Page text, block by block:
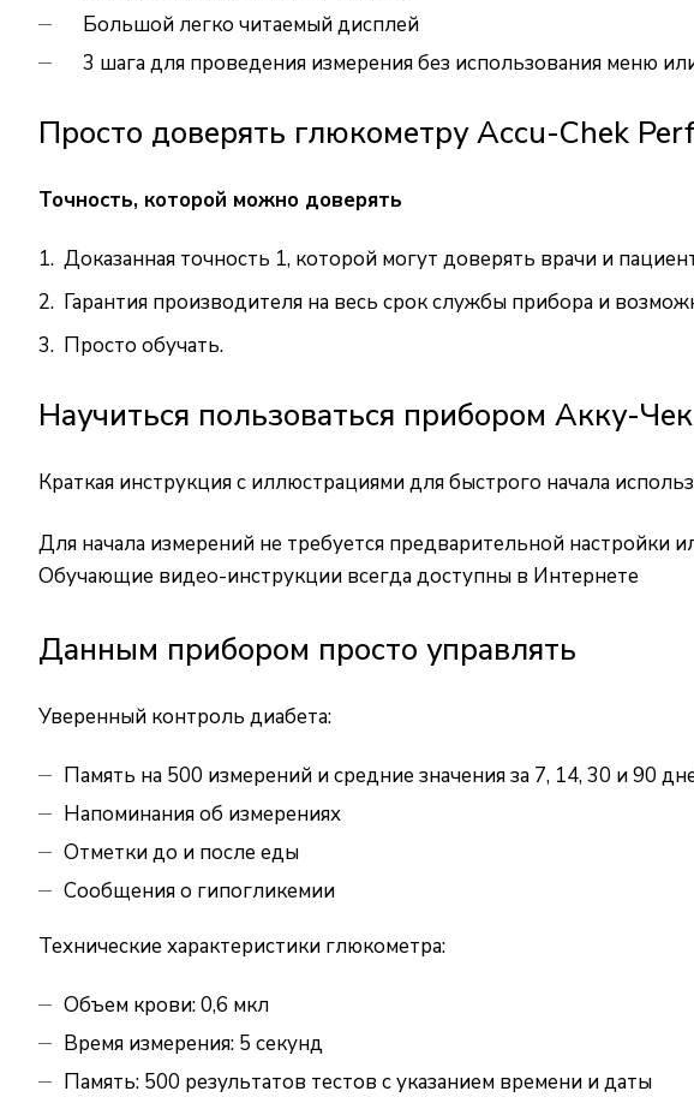
Большой легко читаемый дисплей
3 шага для проведения измерения без использования меню
Просто доверять глюкометру Accu-Chek
Точность, которой можно доверять
Доказанная точность 1, которой могут доверять врачи и
Гарантия производителя на весь срок службы прибора и
Просто обучать.
Научиться пользоваться прибором Акку-
Краткая инструкция с иллюстрациями для быстрого начала
Для начала измерений не требуется предварительной настройки
Обучающие видео-инструкции всегда доступны в Интернете
Данным прибором просто управлять
Уверенный контроль диабета:
Память на 500 измерений и средние значения за 7, 14, 30 и 90
Напоминания об измерениях
Отметки до и после еды
Сообщения о гипогликемии
Технические характеристики глюкометра:
Объем крови: 0,6 мкл
Время измерения: 5 секунд
Память: 500 результатов тестов с указанием времени и даты